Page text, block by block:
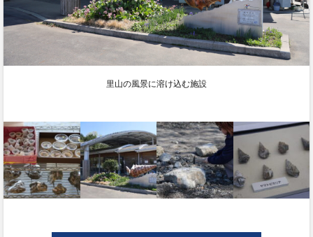
里山の風景に溶け込む施設